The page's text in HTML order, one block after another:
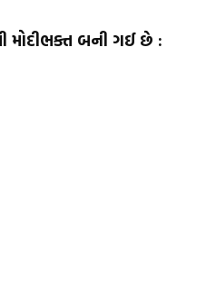
મોદીભક્ત બની ગઈ છે :